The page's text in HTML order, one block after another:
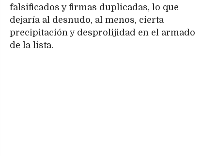
falsificados y firmas duplicadas, lo que
dejaría al desnudo, al menos, cierta
precipitación y desprolijidad en el armado
de la lista.